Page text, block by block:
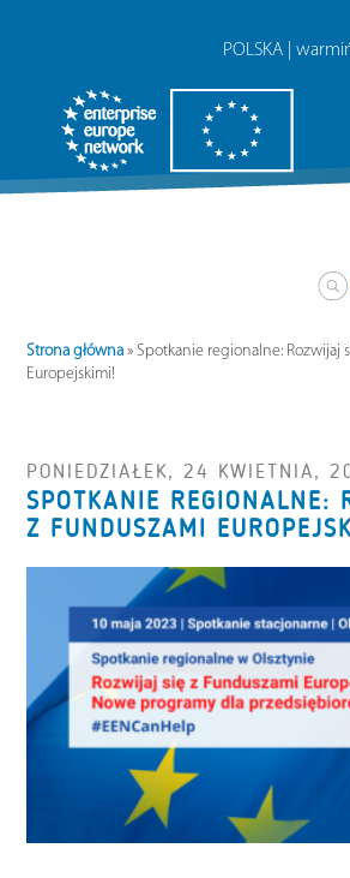
POLSKA |
Strona główna »Spotkanie regionalne: Rozwijaj
Europejskimi!
PONIEDZIAŁEK, 24 KWIETNIA,
SPOTKANIE REGIONALNE:
Z FUNDUSZAMI